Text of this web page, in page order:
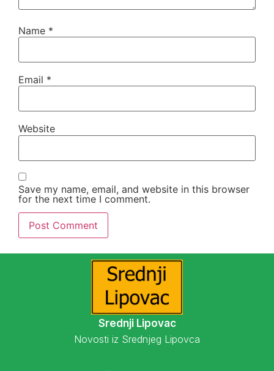
Name *
Email *
Website
Save my name, email, and website in this browser
for the next time I comment.
Srednji Lipovac
Novosti iz Srednjeg Lipovca